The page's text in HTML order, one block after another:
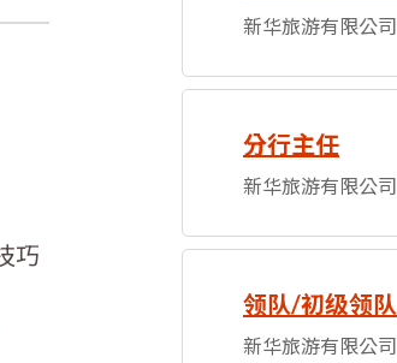
巧
新华旅游有限公司
分行主任
新华旅游有限公司
领队/初级领队
新华旅游有限公司